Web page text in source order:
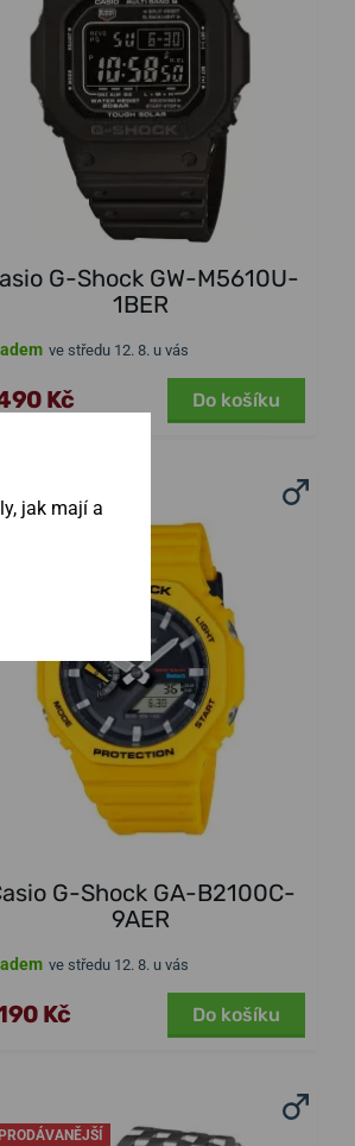
G-Shock GW-M5610U-
1BER
ve středu 12. 8. u vás
Kč Do košíku
G-Shock GA-B2100C-
9AER
ve středu 12. 8. u vás
Kč Do košíku
jak mají a